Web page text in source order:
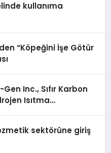
kullanıma
“Köpeğini İşe Götür
Inc., Sıfır Karbon
Isıtma
sektörüne giriş